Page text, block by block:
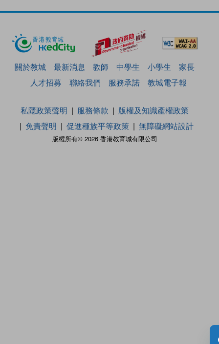
關於教城 最新消息 教師 中學生 小學生
家長
人才招募
聯絡我們 服務承諾 教城電子報
版權所有© 2026 香港教育城有限公司
私隱政策聲明 服務條款
版權及知識產權政策
免責聲明
促進種族平等政策 無障礙網站設計